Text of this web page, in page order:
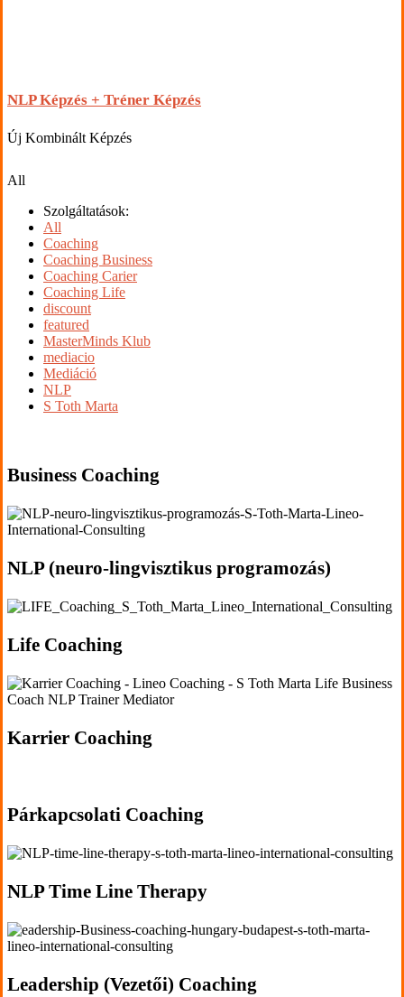
NLP Képzés + Tréner Képzés
Új Kombinált Képzés
All
Szolgáltatások:
All
Coaching
Coaching Business
Coaching Carier
Coaching Life
discount
featured
MasterMinds Klub
mediacio
Mediáció
NLP
S Toth Marta
'.get_the_title().'
Business Coaching
'.get_the_title().'
NLP (neuro-lingvisztikus programozás)
'.get_the_title().'
Life Coaching
'.get_the_title().'
Karrier Coaching
'.get_the_title().'
Párkapcsolati Coaching
'.get_the_title().'
NLP Time Line Therapy
'.get_the_title().'
Leadership (Vezetői) Coaching